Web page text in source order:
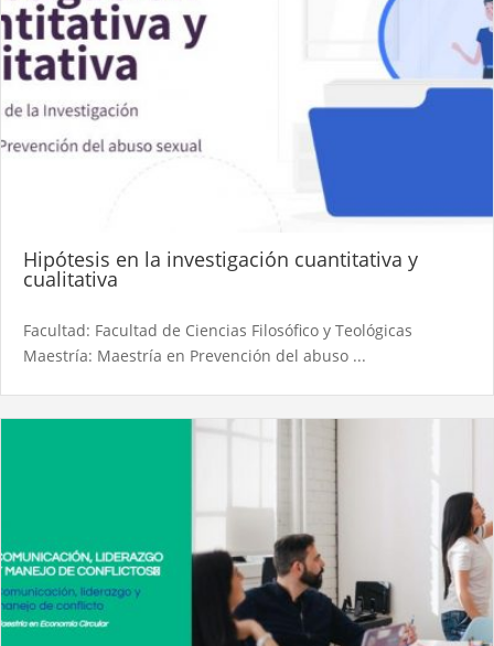
Hipótesis en la investigación cuantitativa y
cualitativa
Facultad: Facultad de Ciencias Filosófico y Teológicas
Maestría: Maestría en Prevención del abuso ...